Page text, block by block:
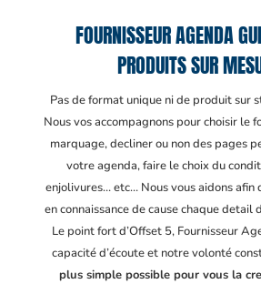
FOURNISSEUR AGENDA
PRODUITS SUR
Pas de format unique ni de produit sur
Nous vos accompagnons pour choisir le
marquage, decliner ou non des pages
votre agenda, faire le choix du
enjolivures… etc… Nous vous aidons afin
en connaissance de cause chaque
Le point fort d’Offset 5, Fournisseur
capacité d’écoute et notre volonté
plus simple possible pour vous la